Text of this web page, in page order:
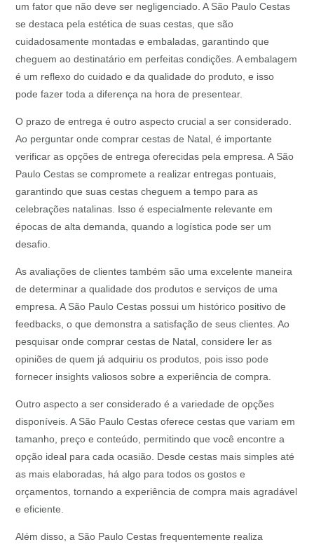
um fator que não deve ser negligenciado. A São Paulo Cestas
se destaca pela estética de suas cestas, que são
cuidadosamente montadas e embaladas, garantindo que
cheguem ao destinatário em perfeitas condições. A embalagem
é um reflexo do cuidado e da qualidade do produto, e isso
pode fazer toda a diferença na hora de presentear.
O prazo de entrega é outro aspecto crucial a ser considerado.
Ao perguntar onde comprar cestas de Natal, é importante
verificar as opções de entrega oferecidas pela empresa. A São
Paulo Cestas se compromete a realizar entregas pontuais,
garantindo que suas cestas cheguem a tempo para as
celebrações natalinas. Isso é especialmente relevante em
épocas de alta demanda, quando a logística pode ser um
desafio.
As avaliações de clientes também são uma excelente maneira
de determinar a qualidade dos produtos e serviços de uma
empresa. A São Paulo Cestas possui um histórico positivo de
feedbacks, o que demonstra a satisfação de seus clientes. Ao
pesquisar onde comprar cestas de Natal, considere ler as
opiniões de quem já adquiriu os produtos, pois isso pode
fornecer insights valiosos sobre a experiência de compra.
Outro aspecto a ser considerado é a variedade de opções
disponíveis. A São Paulo Cestas oferece cestas que variam em
tamanho, preço e conteúdo, permitindo que você encontre a
opção ideal para cada ocasião. Desde cestas mais simples até
as mais elaboradas, há algo para todos os gostos e
orçamentos, tornando a experiência de compra mais agradável
e eficiente.
Além disso, a São Paulo Cestas frequentemente realiza